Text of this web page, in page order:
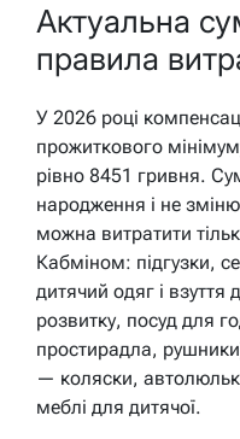
Актуальна
правила
У 2026 році
прожиткового
рівно 8451 гривня.
народження і не
можна витратити
Кабміном: підгузки,
дитячий одяг і взуття
розвитку, посуд для
простирадла,
— коляски,
меблі для дитячої.